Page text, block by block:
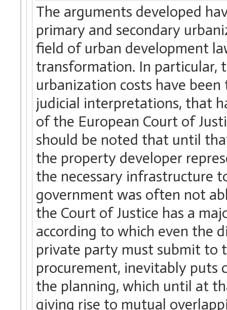
The arguments developed
primary and secondary
field of urban development
transformation. In particular,
urbanization costs have
judicial interpretations, that
of the European Court of
should be noted that until
the property developer
the necessary infrastructure
government was often not
the Court of Justice has a
according to which even the
private party must submit to
procurement, inevitably puts
the planning, which until at
giving rise to mutual